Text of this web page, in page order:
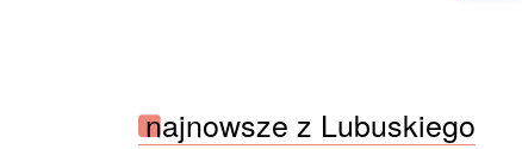
najnowsze z Lubuskiego